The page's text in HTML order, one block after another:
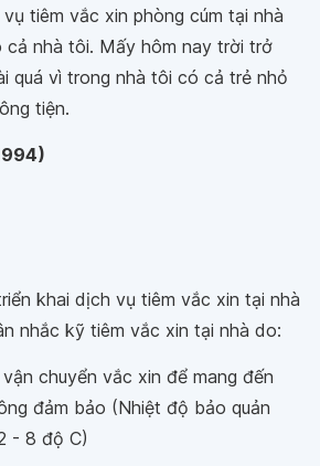
tiêm vắc xin phòng cúm tại nhà
cả nhà tôi. Mấy hôm nay trời trở
quá vì trong nhà tôi có cả trẻ nhỏ
tiện.
khai dịch vụ tiêm vắc xin tại nhà
nhắc kỹ tiêm vắc xin tại nhà do:
chuyển vắc xin để mang đến
đảm bảo (Nhiệt độ bảo quản
- 8 độ C)